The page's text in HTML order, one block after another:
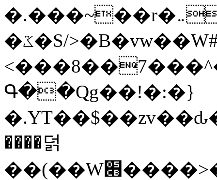
�.���~��r�޼�}�܅�mؕWu���K}
�ػ�S/>�B�vw��W#�I��*]\W��)Ħ�1��fC}
Գ��Qg��!�:�}
����덝
��(��W׋����>��O>�d�%Y�@�@ڻ<�z{rc&׻��z�����AeK�^�����������˩t��=x~